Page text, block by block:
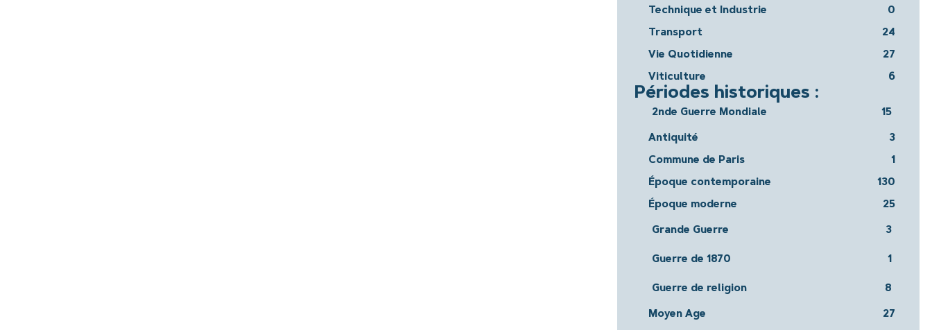
Technique et Industrie 0
Transport 24
Vie Quotidienne 27
Viticulture 6
Périodes historiques :
2nde Guerre Mondiale 15
Antiquité 3
Commune de Paris 1
Époque contemporaine 130
Époque moderne 25
Grande Guerre 3
Guerre de 1870 1
Guerre de religion 8
Moyen Age 27